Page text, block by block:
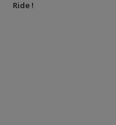
Ride !